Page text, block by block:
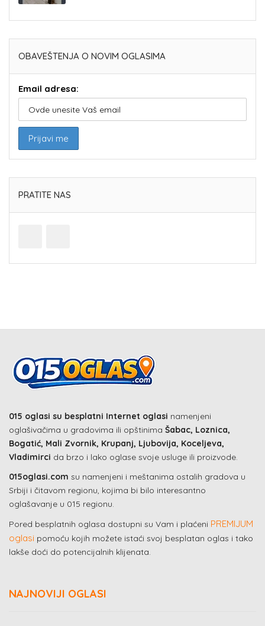
OBAVEŠTENJA O NOVIM OGLASIMA
Email adresa:
PRATITE NAS
015 oglasi su besplatni Internet oglasi namenjeni
oglašivačima u gradovima ili opštinima Šabac, Loznica,
Bogatić, Mali Zvornik, Krupanj, Ljubovija, Koceljeva,
Vladimirci da brzo i lako oglase svoje usluge ili proizvode.
015oglasi.com su namenjeni i meštanima ostalih gradova u
Srbiji i čitavom regionu, kojima bi bilo interesantno
oglašavanje u 015 regionu.
Pored besplatnih oglasa dostupni su Vam i plaćeni PREMIJUM
oglasi pomoću kojih možete istaći svoj besplatan oglas i tako
lakše doći do potencijalnih klijenata.
NAJNOVIJI OGLASI